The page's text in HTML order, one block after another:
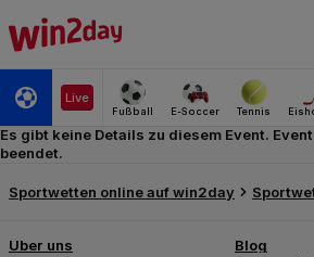
Es gibt keine Details zu diesem Event.
beendet.